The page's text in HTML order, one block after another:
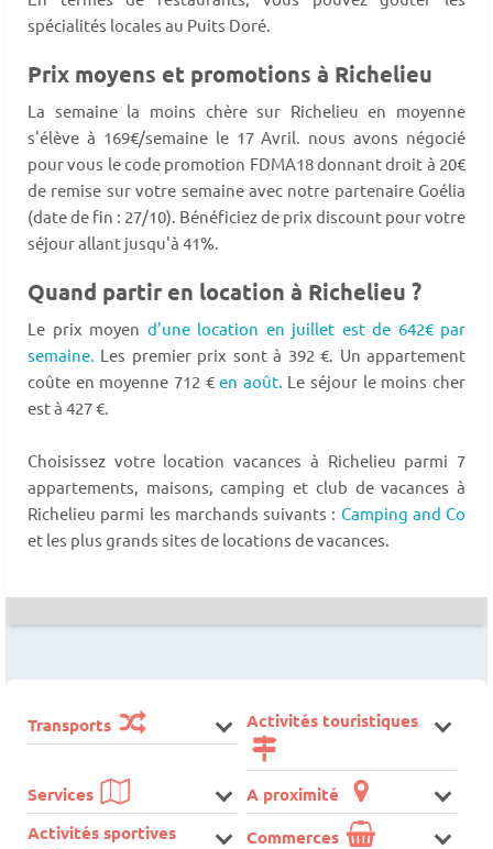
spécialités locales au Puits Doré.
Prix moyens et promotions à Richelieu
La semaine la moins chère sur Richelieu en moyenne
s'élève à 169€/semaine le 17 Avril. nous avons négocié
pour vous le code promotion FDMA18 donnant droit à 20€
de remise sur votre semaine avec notre partenaire Goélia
(date de fin : 27/10). Bénéficiez de prix discount pour votre
séjour allant jusqu'à 41%.
Quand partir en location à Richelieu ?
Le prix moyen d'une location en juillet est de 642€ par
semaine. Les premier prix sont à 392 €. Un appartement
coûte en moyenne 712 €en août. Le séjour le moins cher
est à 427 €.
Choisissez votre location vacances à Richelieu parmi 7
appartements, maisons, camping et club de vacances à
Richelieu parmi les marchands suivants : Camping and Co
et les plus grands sites de locations de vacances.
Transports Activités touristiques
Services
A proximité
Activités sportives
Commerces